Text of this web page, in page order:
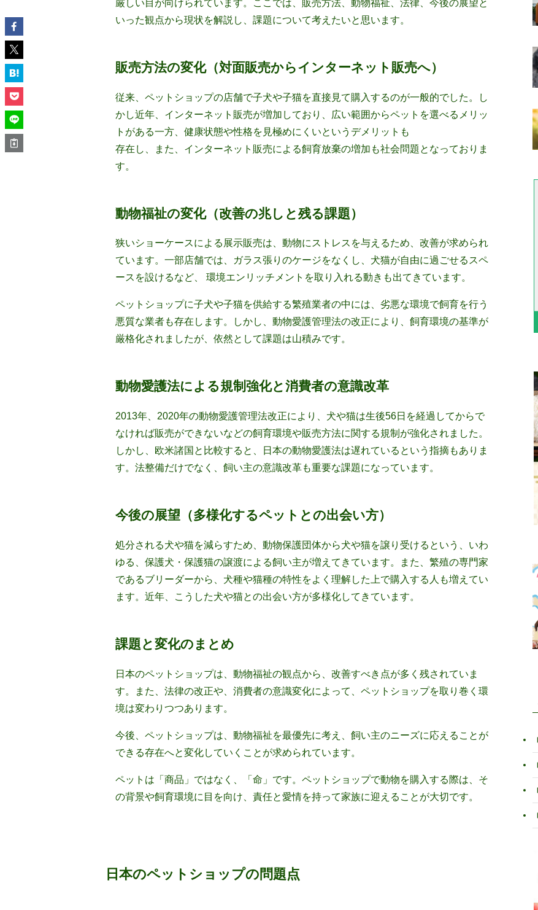
厳しい目が向けられています。ここでは、販売方法、動物福祉、法律、今後の展望と
いった観点から現状を解説し、課題について考えたいと思います。
販売方法の変化（対面販売からインターネット販売へ）
従来、ペットショップの店舗で子犬や子猫を直接見て購入するのが一般的でした。し
かし近年、インターネット販売が増加しており、広い範囲からペットを選べるメリッ
トがある一方、健康状態や性格を見極めにくいというデメリットも
存在し、また、インターネット販売による飼育放棄の増加も社会問題となっておりま
す。
動物福祉の変化（改善の兆しと残る課題）
狭いショーケースによる展示販売は、動物にストレスを与えるため、改善が求められ
ています。一部店舗では、ガラス張りのケージをなくし、犬猫が自由に過ごせるスペ
ースを設けるなど、 環境エンリッチメントを取り入れる動きも出てきています。
ペットショップに子犬や子猫を供給する繁殖業者の中には、劣悪な環境で飼育を行う
悪質な業者も存在します。しかし、動物愛護管理法の改正により、飼育環境の基準が
厳格化されましたが、依然として課題は山積みです。
動物愛護法による規制強化と消費者の意識改革
2013年、2020年の動物愛護管理法改正により、犬や猫は生後56日を経過してからで
なければ販売ができないなどの飼育環境や販売方法に関する規制が強化されました。
しかし、欧米諸国と比較すると、日本の動物愛護法は遅れているという指摘もありま
す。法整備だけでなく、飼い主の意識改革も重要な課題になっています。
今後の展望（多様化するペットとの出会い方）
処分される犬や猫を減らすため、動物保護団体から犬や猫を譲り受けるという、いわ
ゆる、保護犬・保護猫の譲渡による飼い主が増えてきています。また、繁殖の専門家
であるブリーダーから、犬種や猫種の特性をよく理解した上で購入する人も増えてい
ます。近年、こうした犬や猫との出会い方が多様化してきています。
課題と変化のまとめ
日本のペットショップは、動物福祉の観点から、改善すべき点が多く残されていま
す。また、法律の改正や、消費者の意識変化によって、ペットショップを取り巻く環
境は変わりつつあります。
今後、ペットショップは、動物福祉を最優先に考え、飼い主のニーズに応えることが
できる存在へと変化していくことが求められています。
ペットは「商品」ではなく、「命」です。ペットショップで動物を購入する際は、そ
の背景や飼育環境に目を向け、責任と愛情を持って家族に迎えることが大切です。
日本のペットショップの問題点